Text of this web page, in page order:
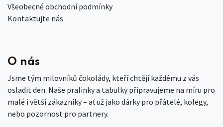
Všeobecné obchodní podmínky
Kontaktujte nás
O nás
Jsme tým milovníků čokolády, kteří chtějí každému z vás
osladit den. Naše pralinky a tabulky připravujeme na míru pro
malé i větší zákazníky – ať už jako dárky pro přátelé, kolegy,
nebo pozornost pro partnery.